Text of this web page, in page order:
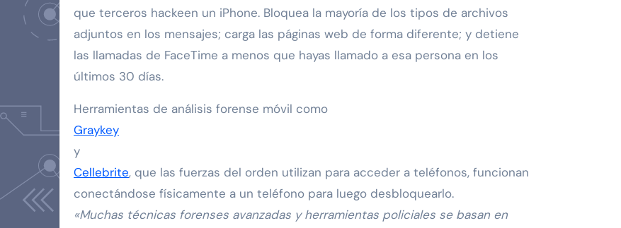
que terceros hackeen un iPhone. Bloquea la mayoría de los tipos de archivos
adjuntos en los mensajes; carga las páginas web de forma diferente; y detiene
las llamadas de FaceTime a menos que hayas llamado a esa persona en los
últimos 30 días.
Herramientas de análisis forense móvil como
Graykey
y
Cellebrite, que las fuerzas del orden utilizan para acceder a teléfonos, funcionan
conectándose físicamente a un teléfono para luego desbloquearlo.
«Muchas técnicas forenses avanzadas y herramientas policiales se basan en